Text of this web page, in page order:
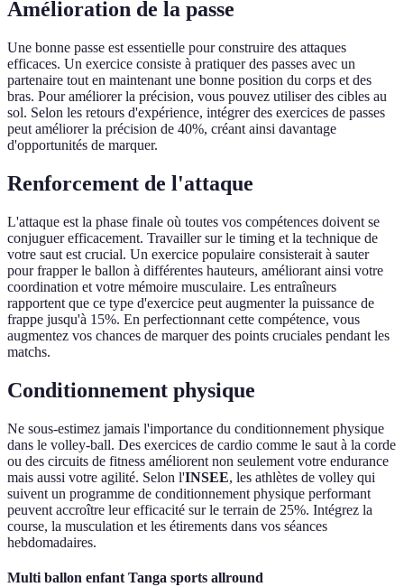
Amélioration de la passe
Une bonne passe est essentielle pour construire des attaques
efficaces. Un exercice consiste à pratiquer des passes avec un
partenaire tout en maintenant une bonne position du corps et des
bras. Pour améliorer la précision, vous pouvez utiliser des cibles au
sol. Selon les retours d'expérience, intégrer des exercices de passes
peut améliorer la précision de 40%, créant ainsi davantage
d'opportunités de marquer.
Renforcement de l'attaque
L'attaque est la phase finale où toutes vos compétences doivent se
conjuguer efficacement. Travailler sur le timing et la technique de
votre saut est crucial. Un exercice populaire consisterait à sauter
pour frapper le ballon à différentes hauteurs, améliorant ainsi votre
coordination et votre mémoire musculaire. Les entraîneurs
rapportent que ce type d'exercice peut augmenter la puissance de
frappe jusqu'à 15%. En perfectionnant cette compétence, vous
augmentez vos chances de marquer des points cruciales pendant les
matchs.
Conditionnement physique
Ne sous-estimez jamais l'importance du conditionnement physique
dans le volley-ball. Des exercices de cardio comme le saut à la corde
ou des circuits de fitness améliorent non seulement votre endurance
mais aussi votre agilité. Selon l'INSEE, les athlètes de volley qui
suivent un programme de conditionnement physique performant
peuvent accroître leur efficacité sur le terrain de 25%. Intégrez la
course, la musculation et les étirements dans vos séances
hebdomadaires.
Multi ballon enfant Tanga sports allround